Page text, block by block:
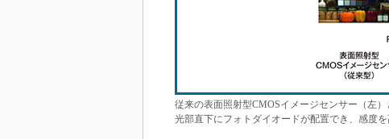
従来の表面照射型CMOSイメージセンサー（左
光部直下にフォトダイオードが配置でき、感度